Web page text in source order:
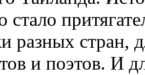
стало
разных стран,
и поэтов. И